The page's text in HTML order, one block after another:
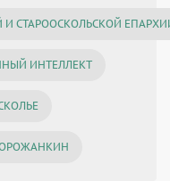
И СТАРООСКОЛЬСКОЙ
ИНТЕЛЛЕКТ